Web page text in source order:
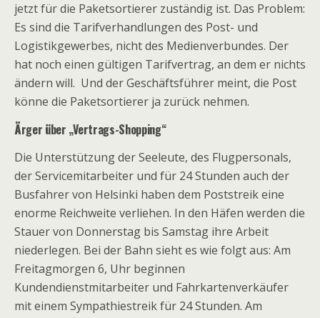
jetzt für die Paketsortierer zuständig ist. Das Problem:
Es sind die Tarifverhandlungen des Post- und
Logistikgewerbes, nicht des Medienverbundes. Der
hat noch einen gültigen Tarifvertrag, an dem er nichts
ändern will. Und der Geschäftsführer meint, die Post
könne die Paketsortierer ja zurück nehmen.
Ärger über „Vertrags-Shopping“
Die Unterstützung der Seeleute, des Flugpersonals,
der Servicemitarbeiter und für 24 Stunden auch der
Busfahrer von Helsinki haben dem Poststreik eine
enorme Reichweite verliehen. In den Häfen werden die
Stauer von Donnerstag bis Samstag ihre Arbeit
niederlegen. Bei der Bahn sieht es wie folgt aus: Am
Freitagmorgen 6, Uhr beginnen
Kundendienstmitarbeiter und Fahrkartenverkäufer
mit einem Sympathiestreik für 24 Stunden. Am